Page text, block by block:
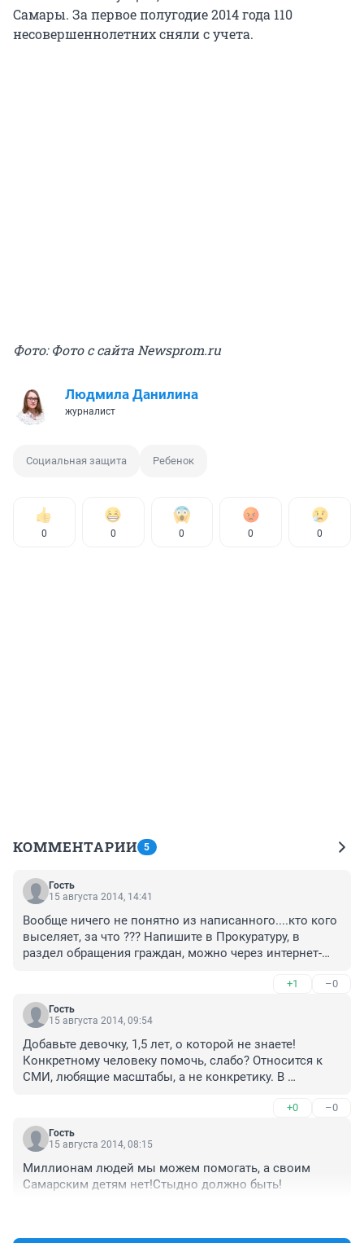
Самары. За первое полугодие 2014 года 110
несовершеннолетних сняли с учета.
Фото: Фото с сайта Newsprom.ru
Людмила Данилина
журналист
Социальная защита Ребенок
0 0 0 0 0
КОММЕНТАРИИ 5
Гость
15 августа 2014, 14:41
Вообще ничего не понятно из написанного....кто кого
выселяет, за что ??? Напишите в Прокуратуру, в
раздел обращения граждан, можно через интернет-
+1 –0
Гость
15 августа 2014, 09:54
Добавьте девочку, 1,5 лет, о которой не знаете!
Конкретному человеку помочь, слабо? Относится к
СМИ, любящие масштабы, а не конкретику. В
гр. О. к гражданам, которые, фактически, обманули ее
- в отношении квартиры. Из 5 заседаний лишь на 1
пришли "защитники" из департамента и то, после
прислали "бумажку"- рассмотрите без нас. По 1-му
гражд. делу - о выселении О. и ее дочери Софьи,
деле участвовал прокурор, но дело приостановлено,
+0 –0
Гость
15 августа 2014, 08:15
Миллионам людей мы можем помогать, а своим
Самарским детям нет!Стыдно должно быть!